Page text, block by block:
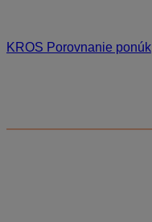
KROS Porovnanie ponúk
Nastavenie šanónov